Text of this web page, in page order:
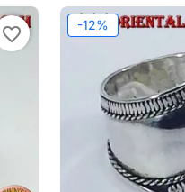
favorite_border -12%